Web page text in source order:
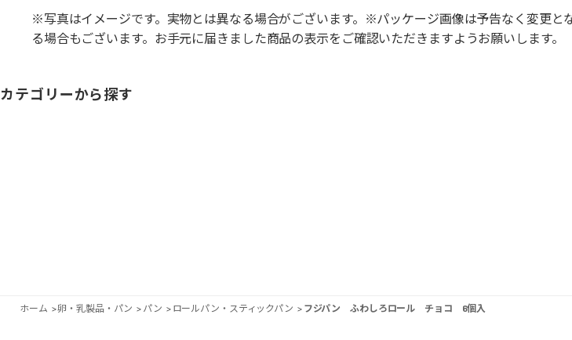
※写真はイメージです。実物とは異なる場合がございます。※パッケージ画像は予告なく変更
る場合もございます。お手元に届きました商品の表示をご確認いただきますようお願いします。
カテゴリーから探す
ホーム >卵・乳製品・パン > パン > ロールパン・スティックパン > フジパン ふわしろロール チョコ 6個入